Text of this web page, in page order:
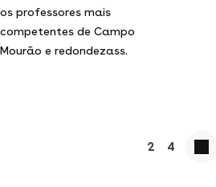
os professores mais
competentes de Campo
Mourão e redondezass.
2 4